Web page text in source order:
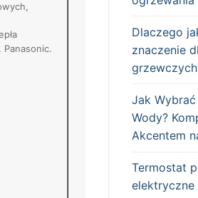
Dlaczego
znaczenie
Jak
Wody?
Akcentem
Termostat
elektryczne